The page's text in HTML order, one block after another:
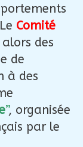
Comité
des
de
à des
”, organisée
par le